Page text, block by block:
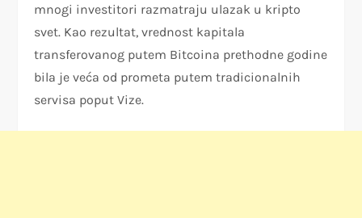
mnogi investitori razmatraju ulazak u kripto
svet. Kao rezultat, vrednost kapitala
transferovanog putem Bitcoina prethodne godine
bila je veća od prometa putem tradicionalnih
servisa poput Vize.